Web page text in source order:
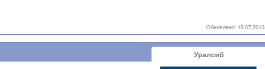
Обновлено: 15.07.2013
Уралсиб